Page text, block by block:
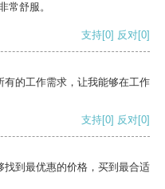
常舒服。
支持[0] 反对[0]
的工作需求，让我能够在工作
支持[0] 反对[0]
到最优惠的价格，买到最合适